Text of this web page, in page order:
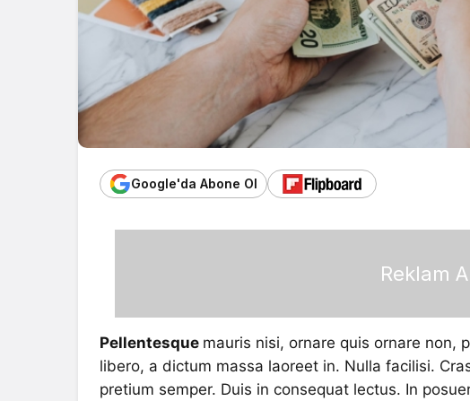
Google'da Abone Ol
Reklam
Pellentesque mauris nisi, ornare quis ornare non,
libero, a dictum massa laoreet in. Nulla facilisi.
pretium semper. Duis in consequat lectus. In